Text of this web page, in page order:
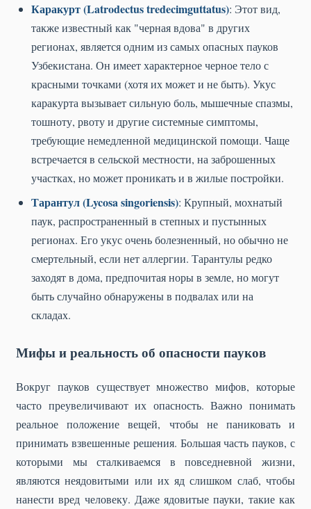
Каракурт (Latrodectus tredecimguttatus): Этот вид,
также известный как "черная вдова" в других
регионах, является одним из самых опасных пауков
Узбекистана. Он имеет характерное черное тело с
красными точками (хотя их может и не быть). Укус
каракурта вызывает сильную боль, мышечные спазмы,
тошноту, рвоту и другие системные симптомы,
требующие немедленной медицинской помощи. Чаще
встречается в сельской местности, на заброшенных
участках, но может проникать и в жилые постройки.
Тарантул (Lycosa singoriensis): Крупный, мохнатый
паук, распространенный в степных и пустынных
регионах. Его укус очень болезненный, но обычно не
смертельный, если нет аллергии. Тарантулы редко
заходят в дома, предпочитая норы в земле, но могут
быть случайно обнаружены в подвалах или на
складах.
Мифы и реальность об опасности пауков
Вокруг пауков существует множество мифов, которые
часто преувеличивают их опасность. Важно понимать
реальное положение вещей, чтобы не паниковать и
принимать взвешенные решения. Большая часть пауков, с
которыми мы сталкиваемся в повседневной жизни,
являются неядовитыми или их яд слишком слаб, чтобы
нанести вред человеку. Даже ядовитые пауки, такие как